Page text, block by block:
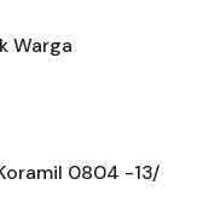
Warga
0804 -13/